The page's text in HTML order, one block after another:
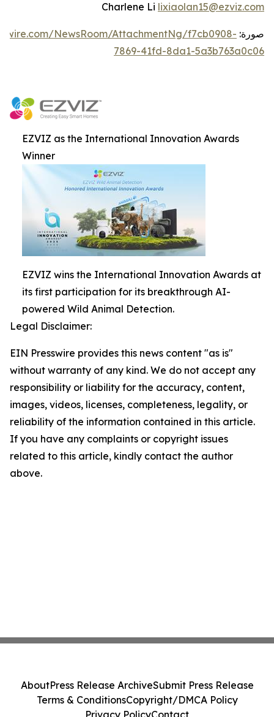
Charlene Li lixiaolan15@ezviz.com
صورة: NewsRoom/AttachmentNg/f7cb0908-
7869-41fd-8da1-5a3b763a0c06
EZVIZ as the International Innovation Awards
Winner
EZVIZ wins the International Innovation Awards at
its first participation for its breakthrough AI-
powered Wild Animal Detection.
Legal Disclaimer:
EIN Presswire provides this news content "as is"
without warranty of any kind. We do not accept any
responsibility or liability for the accuracy, content,
images, videos, licenses, completeness, legality, or
reliability of the information contained in this article.
If you have any complaints or copyright issues
related to this article, kindly contact the author
above.
AboutPress Release ArchiveSubmit Press Release
Terms & ConditionsCopyright/DMCA Policy
Privacy PolicyContact